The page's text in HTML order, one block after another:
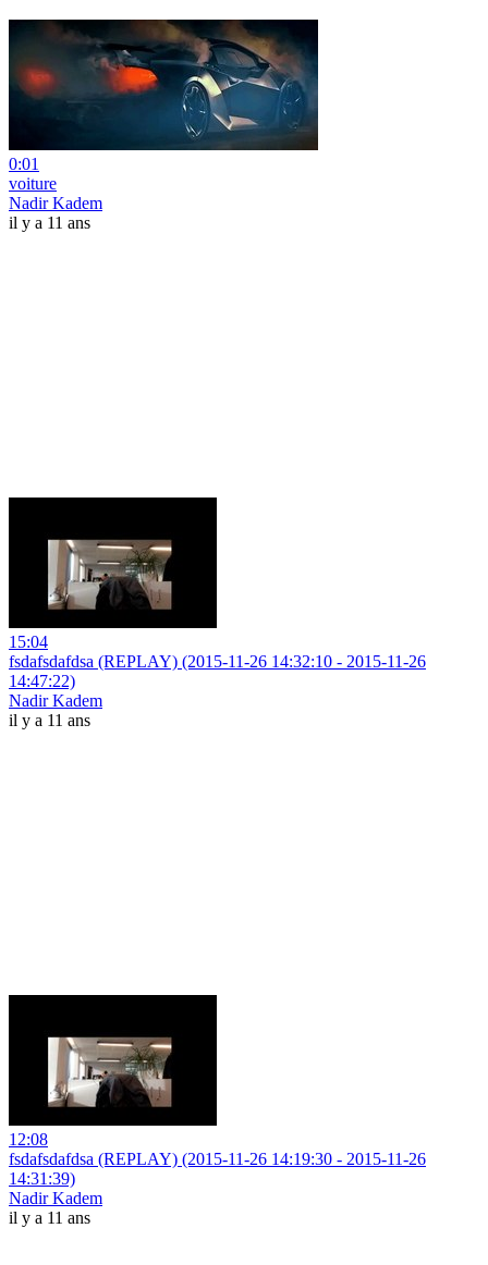
0:01
voiture
Nadir Kadem
il y a 11 ans
15:04
fsdafsdafdsa (REPLAY) (2015-11-26 14:32:10 - 2015-11-26
14:47:22)
Nadir Kadem
il y a 11 ans
12:08
fsdafsdafdsa (REPLAY) (2015-11-26 14:19:30 - 2015-11-26
14:31:39)
Nadir Kadem
il y a 11 ans